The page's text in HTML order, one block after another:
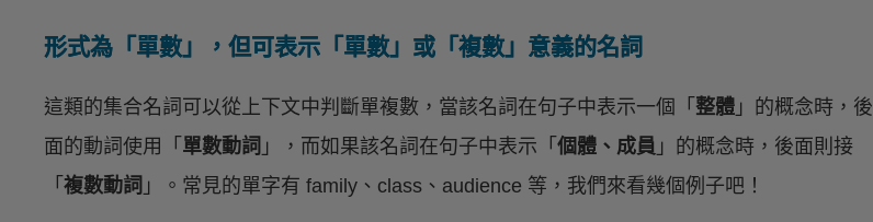
形式為「單數」，但可表示「單數」或「複數」意義的名詞
這類的集合名詞可以從上下文中判斷單複數，當該名詞在句子中表示一個「 整體 」的概念時，後
面的動詞使用「 單數動詞 」，而如果該名詞在句子中表示「 個體、成員 」的概念時，後面則接
「 複數動詞 」。常見的單字有 family、class、audience 等，我們來看幾個例子吧！